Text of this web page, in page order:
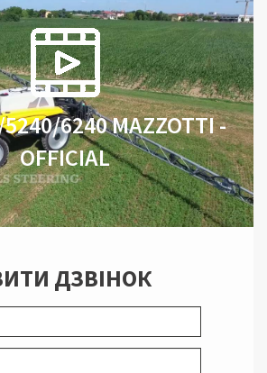
6240 MAZZOTTI -
OFFICIAL
ДЗВІНОК